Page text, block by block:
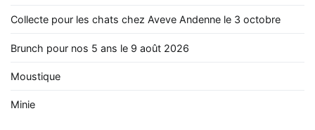
Collecte pour les chats chez Aveve Andenne le 3 octobre
Brunch pour nos 5 ans le 9 août 2026
Moustique
Minie